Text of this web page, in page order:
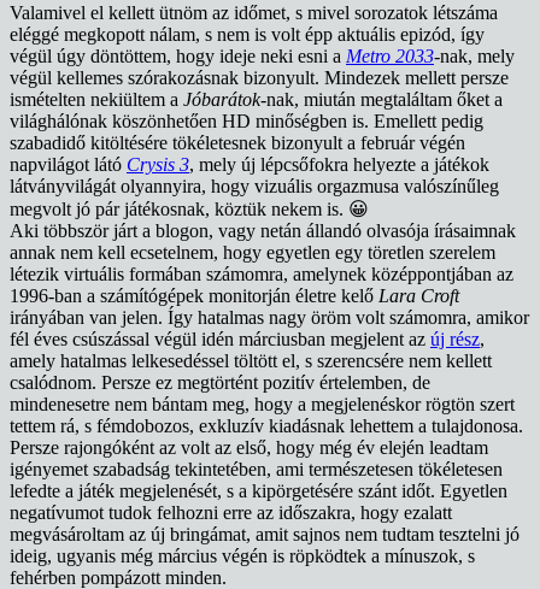
Valamivel el kellett ütnöm az időmet, s mivel sorozatok létszáma
eléggé megkopott nálam, s nem is volt épp aktuális epizód, így
végül úgy döntöttem, hogy ideje neki esni a Metro 2033-nak, mely
végül kellemes szórakozásnak bizonyult. Mindezek mellett persze
ismételten nekiültem a Jóbarátok-nak, miután megtaláltam őket a
világhálónak köszönhetően HD minőségben is. Emellett pedig
szabadidő kitöltésére tökéletesnek bizonyult a február végén
napvilágot látó Crysis 3, mely új lépcsőfokra helyezte a játékok
látványvilágát olyannyira, hogy vizuális orgazmusa valószínűleg
megvolt jó pár játékosnak, köztük nekem is. 😀
Aki többször járt a blogon, vagy netán állandó olvasója írásaimnak
annak nem kell ecsetelnem, hogy egyetlen egy töretlen szerelem
létezik virtuális formában számomra, amelynek középpontjában az
1996-ban a számítógépek monitorján életre kelő Lara Croft
irányában van jelen. Így hatalmas nagy öröm volt számomra, amikor
fél éves csúszással végül idén márciusban megjelent az új rész,
amely hatalmas lelkesedéssel töltött el, s szerencsére nem kellett
csalódnom. Persze ez megtörtént pozitív értelemben, de
mindenesetre nem bántam meg, hogy a megjelenéskor rögtön szert
tettem rá, s fémdobozos, exkluzív kiadásnak lehettem a tulajdonosa.
Persze rajongóként az volt az első, hogy még év elején leadtam
igényemet szabadság tekintetében, ami természetesen tökéletesen
lefedte a játék megjelenését, s a kipörgetésére szánt időt. Egyetlen
negatívumot tudok felhozni erre az időszakra, hogy ezalatt
megvásároltam az új bringámat, amit sajnos nem tudtam tesztelni jó
ideig, ugyanis még március végén is röpködtek a mínuszok, s
fehérben pompázott minden.